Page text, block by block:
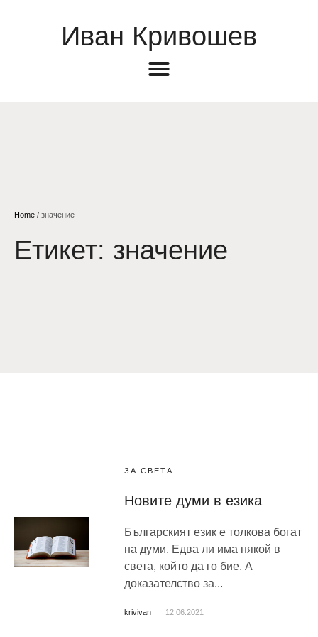
Иван Кривошев
Home / значение
Етикет: значение
ЗА СВЕТА
Новите думи в езика
Българският език е толкова богат
на думи. Едва ли има някой в
света, който да го бие. А
доказателство за...
krivivan 12.06.2021